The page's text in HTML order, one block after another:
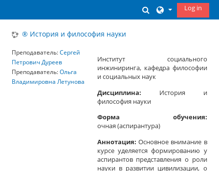
Toggle search
Log in
® История и философия науки
Институт социального
инжиниринга, кафедра философии
и социальных наук
Дисциплина:
История и
философия науки
Форма обучения:
очная (аспирантура)
Аннотация: Основное внимание в
курсе уделяетсяформированию у
аспирантовпредставления о роли
науки в развитии цивилизации, о
Преподаватель:Сергей
Петрович Дуреев
Преподаватель:Ольга
Владимировна Летунова